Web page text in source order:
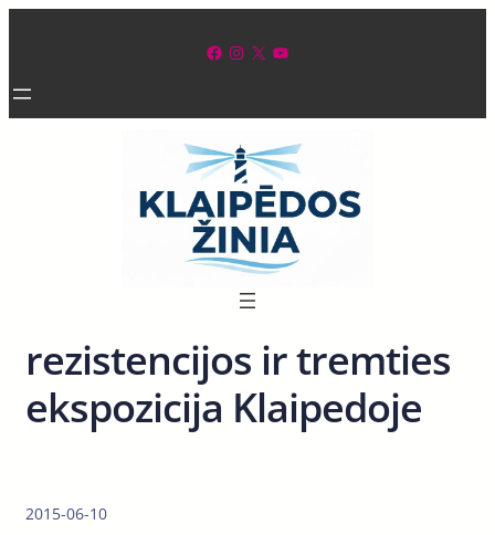
Facebook Instagram X YouTube
rezistencijos ir tremties
ekspozicija Klaipedoje
2015-06-10